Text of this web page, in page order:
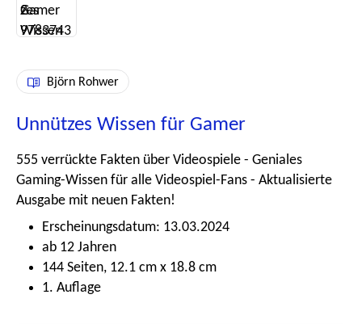
Björn Rohwer
Unnützes Wissen für Gamer
555 verrückte Fakten über Videospiele - Geniales
Gaming-Wissen für alle Videospiel-Fans - Aktualisierte
Ausgabe mit neuen Fakten!
Erscheinungsdatum: 13.03.2024
ab 12 Jahren
144 Seiten, 12.1 cm x 18.8 cm
1. Auflage